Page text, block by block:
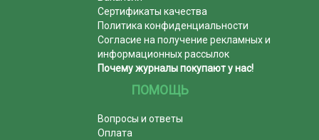
Сертификаты качества
Политика конфиденциальности
Согласие на получение рекламных и
информационных рассылок
Почему журналы покупают у нас!
ПОМОЩЬ
Вопросы и ответы
Оплата